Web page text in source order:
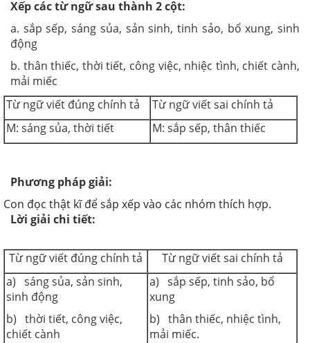
Xếp các từ ngữ sau thành 2 cột:
a. sắp sếp, sáng sủa, sản sinh, tinh sảo, bổ xung, sinh
động
b. thân thiếc, thời tiết, công việc, nhiệc tình, chiết cành,
mải miếc
Từ ngữ viết đúng chính tả
Từ ngữ viết sai chính tả
M: sáng sủa, thời tiết
M: sắp sếp, thân thiếc
Phương pháp giải:
Con đọc thật kĩ để sắp xếp vào các nhóm thích hợp.
Lời giải chi tiết:
Từ ngữ viết đúng chính tả
Từ ngữ viết sai chính tả
a) sáng sủa, sản sinh,
sinh động
b) thời tiết, công việc,
chiết cành
a) sắp sếp, tinh sảo, bổ
xung
b) thân thiếc, nhiệc tình,
mải miếc.